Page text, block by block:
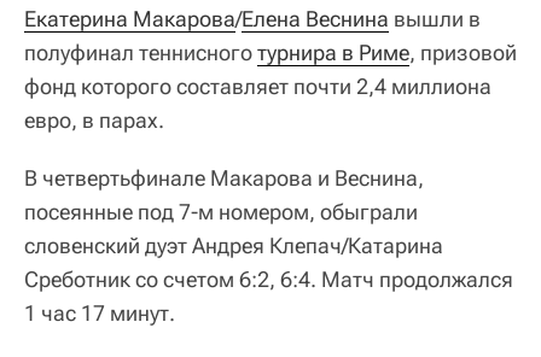
Екатерина Макарова/Елена Веснина вышли в
полуфинал теннисноготурнира в Риме, призовой
фонд которого составляет почти 2,4 миллиона
евро, в парах.
В четвертьфинале Макарова и Веснина,
посеянные под 7-м номером, обыграли
словенский дуэт Андрея Клепач/Катарина
Среботник со счетом 6:2, 6:4. Матч продолжался
1 час 17 минут.